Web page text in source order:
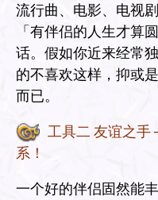
流行曲、电影、电视
「有伴侣的人生才算
话。假如你近来经常
的不喜欢这样，抑或
而已。
工具二 友谊之手
系！
一个好的伴侣固然能